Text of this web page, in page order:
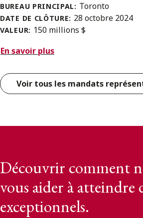
BUREAU PRINCIPAL: Toronto
DATE DE CLÔTURE: 28 octobre 2024
VALEUR: 150 millions $
En savoir plus
Voir tous les mandats
Découvrir comment
vous aider à atteindre
exceptionnels.